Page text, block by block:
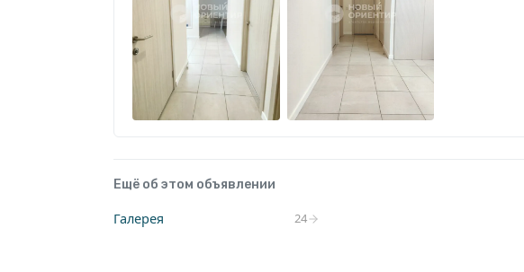
Ещё об этом объявлении
Галерея 24